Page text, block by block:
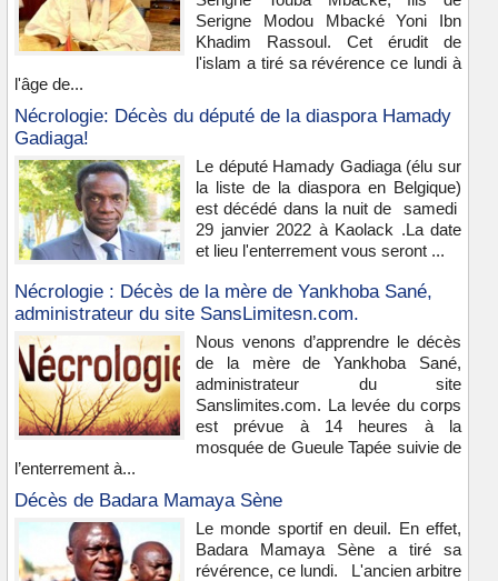
Serigne Modou Mbacké Yoni Ibn
Khadim Rassoul. Cet érudit de
l'islam a tiré sa révérence ce lundi à
l'âge de...
Nécrologie: Décès du député de la diaspora Hamady
Gadiaga!
Le député Hamady Gadiaga (élu sur
la liste de la diaspora en Belgique)
est décédé dans la nuit de samedi
29 janvier 2022 à Kaolack .La date
et lieu l'enterrement vous seront ...
Nécrologie : Décès de la mère de Yankhoba Sané,
administrateur du site SansLimitesn.com.
Nous venons d’apprendre le décès
de la mère de Yankhoba Sané,
administrateur du site
Sanslimites.com. La levée du corps
est prévue à 14 heures à la
mosquée de Gueule Tapée suivie de
l’enterrement à...
Décès de Badara Mamaya Sène
Le monde sportif en deuil. En effet,
Badara Mamaya Sène a tiré sa
révérence, ce lundi. L'ancien arbitre